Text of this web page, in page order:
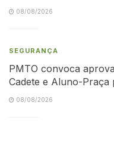
08/08/2026
SEGURANÇA
PMTO convoca
Cadete e Aluno-Praça
08/08/2026